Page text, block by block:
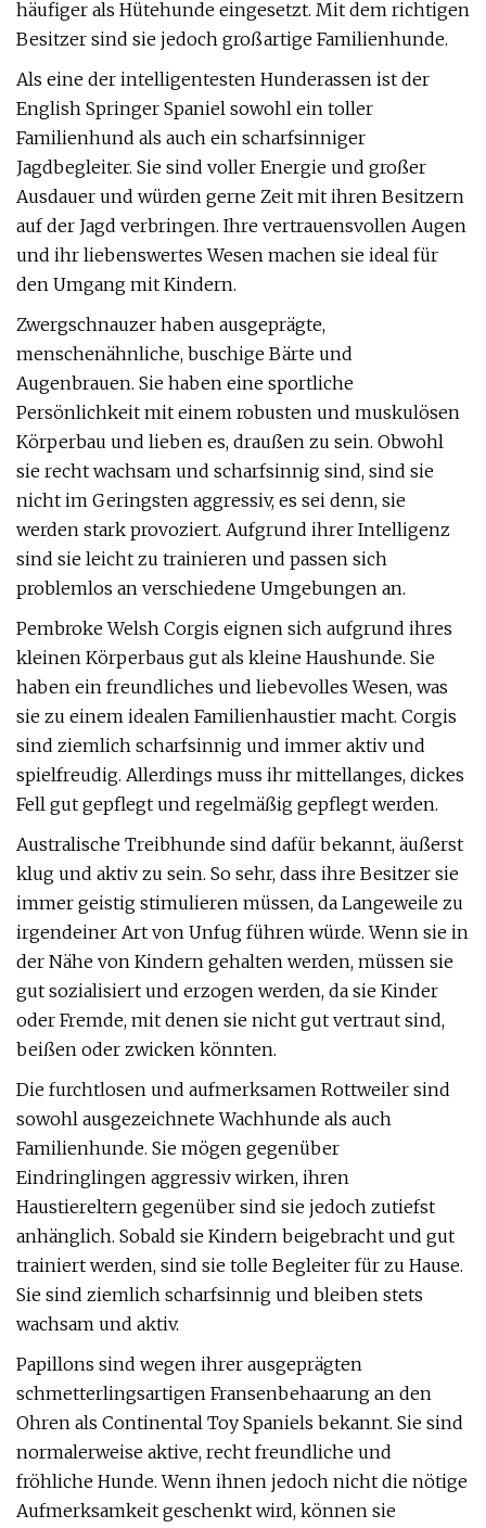
häufiger als Hütehunde eingesetzt. Mit dem richtigen
Besitzer sind sie jedoch großartige Familienhunde.
Als eine der intelligentesten Hunderassen ist der
English Springer Spaniel sowohl ein toller
Familienhund als auch ein scharfsinniger
Jagdbegleiter. Sie sind voller Energie und großer
Ausdauer und würden gerne Zeit mit ihren Besitzern
auf der Jagd verbringen. Ihre vertrauensvollen Augen
und ihr liebenswertes Wesen machen sie ideal für
den Umgang mit Kindern.
Zwergschnauzer haben ausgeprägte,
menschenähnliche, buschige Bärte und
Augenbrauen. Sie haben eine sportliche
Persönlichkeit mit einem robusten und muskulösen
Körperbau und lieben es, draußen zu sein. Obwohl
sie recht wachsam und scharfsinnig sind, sind sie
nicht im Geringsten aggressiv, es sei denn, sie
werden stark provoziert. Aufgrund ihrer Intelligenz
sind sie leicht zu trainieren und passen sich
problemlos an verschiedene Umgebungen an.
Pembroke Welsh Corgis eignen sich aufgrund ihres
kleinen Körperbaus gut als kleine Haushunde. Sie
haben ein freundliches und liebevolles Wesen, was
sie zu einem idealen Familienhaustier macht. Corgis
sind ziemlich scharfsinnig und immer aktiv und
spielfreudig. Allerdings muss ihr mittellanges, dickes
Fell gut gepflegt und regelmäßig gepflegt werden.
Australische Treibhunde sind dafür bekannt, äußerst
klug und aktiv zu sein. So sehr, dass ihre Besitzer sie
immer geistig stimulieren müssen, da Langeweile zu
irgendeiner Art von Unfug führen würde. Wenn sie in
der Nähe von Kindern gehalten werden, müssen sie
gut sozialisiert und erzogen werden, da sie Kinder
oder Fremde, mit denen sie nicht gut vertraut sind,
beißen oder zwicken könnten.
Die furchtlosen und aufmerksamen Rottweiler sind
sowohl ausgezeichnete Wachhunde als auch
Familienhunde. Sie mögen gegenüber
Eindringlingen aggressiv wirken, ihren
Haustiereltern gegenüber sind sie jedoch zutiefst
anhänglich. Sobald sie Kindern beigebracht und gut
trainiert werden, sind sie tolle Begleiter für zu Hause.
Sie sind ziemlich scharfsinnig und bleiben stets
wachsam und aktiv.
Papillons sind wegen ihrer ausgeprägten
schmetterlingsartigen Fransenbehaarung an den
Ohren als Continental Toy Spaniels bekannt. Sie sind
normalerweise aktive, recht freundliche und
fröhliche Hunde. Wenn ihnen jedoch nicht die nötige
Aufmerksamkeit geschenkt wird, können sie